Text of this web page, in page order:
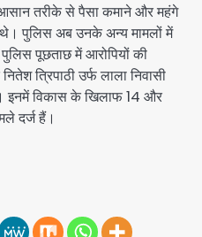
तरीके से पैसा कमाने और महंगे
पुलिस अब उनके अन्य मामलों में
पूछताछ में आरोपियों की
त्रिपाठी उर्फ लाला निवासी
इनमें विकास के खिलाफ 14 और
दर्ज हैं।